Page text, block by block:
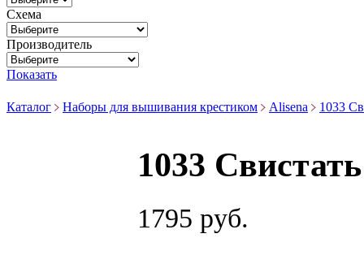
Схема
Производитель
Показать
Каталог Наборы для вышивания крестиком Alisena 1033
1033
1795 руб.